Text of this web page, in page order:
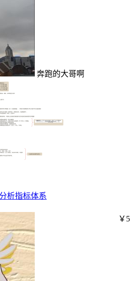
奔跑的大哥啊
析指标体系
￥5